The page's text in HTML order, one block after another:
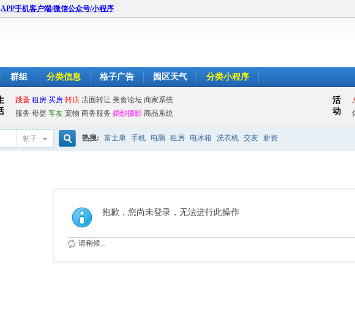
APP手机客户端/微信公众号/小程序
群组 分类信息 格子广告 园区天气 分类小程序
帖子 热搜: 富士康 手机 电脑 租房 电冰箱 洗衣机 交友 薪资
抱歉，您尚未登录，无法进行此操作
请稍候...